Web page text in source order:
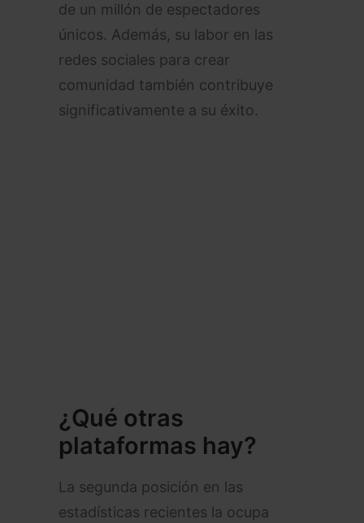
de un millón de espectadores
únicos. Además, su labor en las
redes sociales para crear
comunidad también contribuye
significativamente a su éxito.
¿Qué otras
plataformas hay?
La segunda posición en las
estadísticas recientes la ocupa